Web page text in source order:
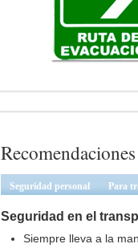
Seguridad personal Para
Seguridad en el
Siempre lleva a la